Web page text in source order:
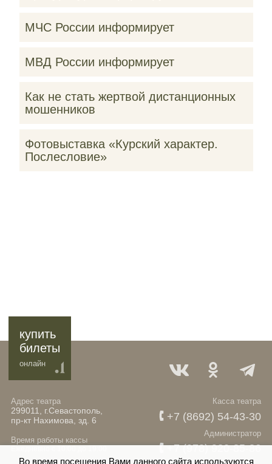
МЧС России информирует
МВД России информирует
Как не стать жертвой дистанционных
мошенников
Фотовыставка «Курский характер.
Послесловие»
купить
билеты
онлайн
Касса театра
+7 (8692) 54-43-30
Администратор
+7 (978) 920-85-86
Адрес театра
299011, г.Севастополь,
пр-кт Нахимова, зд. 6
Время работы кассы
Во время посещения Вами данного сайта используются